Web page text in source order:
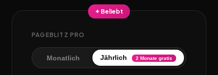
✦ Beliebt
PAGEBLITZ PRO
Monatlich Jährlich 2 Monate gratis